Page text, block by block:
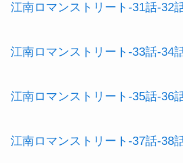
江南ロマンストリート-31話-32
江南ロマンストリート-33話-34
江南ロマンストリート-35話-36
江南ロマンストリート-37話-38